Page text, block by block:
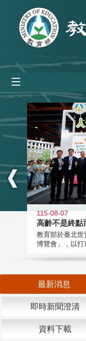
跳到主要內容區塊
:::
115-08-07
高齡不是終點
教育部於臺北
博覽會」，以打
最新消息
即時新聞澄清
資料下載